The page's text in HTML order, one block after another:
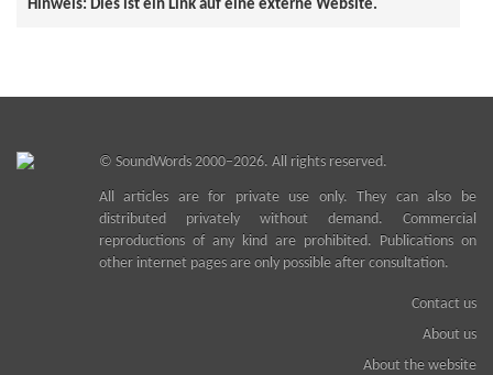
Hinweis: Dies ist ein Link auf eine externe Website.
© SoundWords2000–2026. All rights reserved.
All articles are for private use only. They can also be
distributed privately without demand. Commercial
reproductions of any kind are prohibited. Publications on
other internet pages are only possible after consultation.
Contact us
About us
About the website